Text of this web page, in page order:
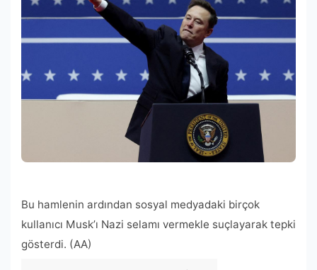
Bu hamlenin ardından sosyal medyadaki birçok
kullanıcı Musk’ı Nazi selamı vermekle suçlayarak tepki
gösterdi. (AA)